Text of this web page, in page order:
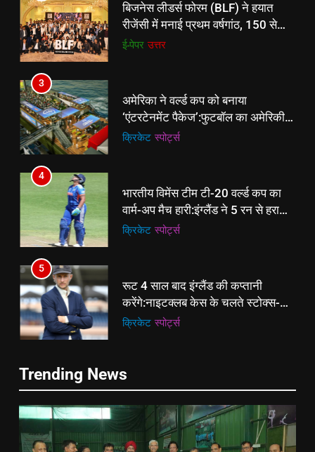
बिजनेस लीडर्स फोरम (BLF) ने हयात
रीजेंसी में मनाई प्रथम वर्षगांठ, 150 से
अधिक उद्योगपति एवं पेशेवर हुए शामिल
ई-पेपर उत्तर
3
अमेरिका ने वर्ल्ड कप को बनाया
‘एंटरटेनमेंट पैकेज’:फुटबॉल का अमेरिकी
मेकओवर, कई मेगा कॉन्सर्ट; मशहूर हस्तियों
क्रिकेट ‎स्पोर्ट्स
4
भारतीय विमेंस टीम टी-20 वर्ल्ड कप का
वार्म-अप मैच हारी:इंग्लैंड ने 5 रन से हराया;
ऋचा घोष की फिफ्टी बेकार
क्रिकेट ‎स्पोर्ट्स
5
रूट 4 साल बाद इंग्लैंड की कप्तानी
करेंगे:नाइटक्लब केस के चलते स्टोक्स-
एटकिंसन दूसरे टेस्ट से बाहर; आर्चर की
क्रिकेट ‎स्पोर्ट्स
अररिया में ‘जीरो ऑफिस डे’ अभियान
शुरू:उप विकास आयुक्त ने ग्रामीणों से जॉब
कार्ड बनाने की अपील, कल भी आयोजन
पूर्व राज्य
Trending News
5
रूट 4 साल बाद इंग्लैंड की कप्तानी
करेंगे:नाइटक्लब केस के चलते स्टोक्स-
एटकिंसन दूसरे टेस्ट से बाहर; आर्चर की
वापसी
‎स्पोर्ट्स